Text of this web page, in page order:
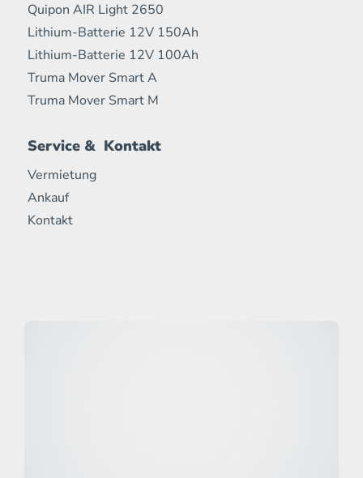
Quipon AIR Light 2650
Lithium-Batterie 12V 150Ah
Lithium-Batterie 12V 100Ah
Truma Mover Smart A
Truma Mover Smart M
Service & Kontakt
Vermietung
Ankauf
Kontakt